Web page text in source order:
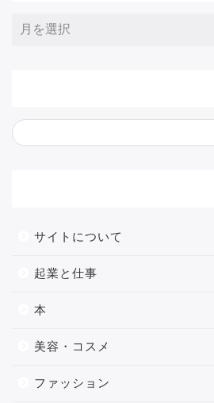
サイトについて
起業と仕事
本
美容・コスメ
ファッション